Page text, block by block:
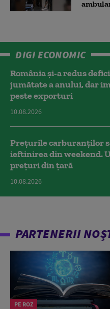
DIGI ECONOMIC
România și-a redus
jumătate a anului, dar
peste exporturi
10.08.2026
Prețurile carburanților
ieftinirea din weekend.
prețuri din țară
10.08.2026
PARTENERII
PE ROZ